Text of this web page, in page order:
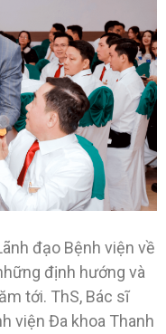
đạo Bệnh viện về
định hướng và
tới. ThS, Bác sĩ
viện Đa khoa Thanh